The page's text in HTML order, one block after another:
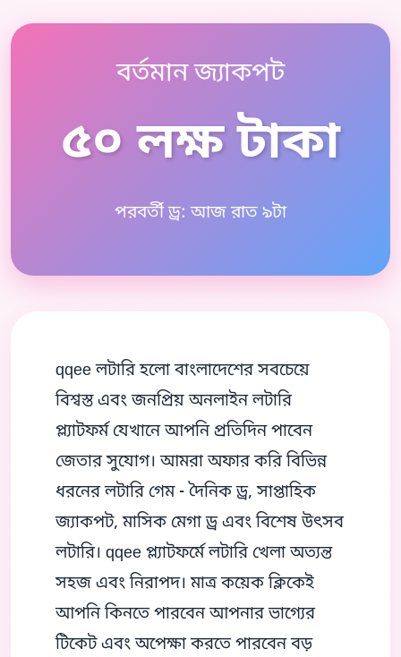
বর্তমান জ্যাকপট
৫০ লক্ষ টাকা
পরবর্তী ড্র: আজ রাত ৯টা
qqee লটারি হলো বাংলাদেশের সবচেয়ে
বিশ্বস্ত এবং জনপ্রিয় অনলাইন লটারি
প্ল্যাটফর্ম যেখানে আপনি প্রতিদিন পাবেন
জেতার সুযোগ। আমরা অফার করি বিভিন্ন
ধরনের লটারি গেম - দৈনিক ড্র, সাপ্তাহিক
জ্যাকপট, মাসিক মেগা ড্র এবং বিশেষ উৎসব
লটারি। qqee প্ল্যাটফর্মে লটারি খেলা অত্যন্ত
সহজ এবং নিরাপদ। মাত্র কয়েক ক্লিকেই
আপনি কিনতে পারবেন আপনার ভাগ্যের
টিকেট এবং অপেক্ষা করতে পারবেন বড়